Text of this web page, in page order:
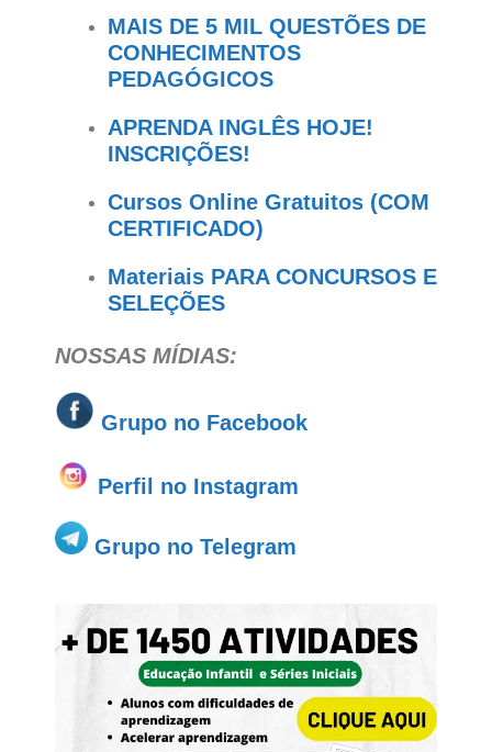
MAIS DE 5 MIL QUESTÕES DE
CONHECIMENTOS
PEDAGÓGICOS
APRENDA INGLÊS HOJE!
INSCRIÇÕES!
Cursos Online Gratuitos (COM
CERTIFICADO)
Materiais PARA CONCURSOS E
SELEÇÕES
NOSSAS MÍDIAS:
Grupo no Facebook
Perfil no Instagram
Grupo no Telegram